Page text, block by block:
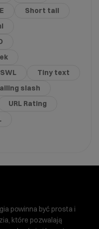
Short tail
SWL
Tiny text
slash
URL Rating
powinna być prosta i
które pozwalają